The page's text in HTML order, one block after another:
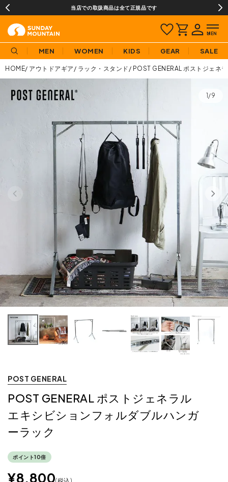
当店での取扱商品は全て正規品です
MEN WOMEN KIDS GEAR SALE
HOME アウトドアギア ラック・スタンド POST GENERAL ポストジェネ
1/9
POST GENERAL
POST GENERAL ポストジェネラル
エキシビションフォルダブルハンガ
ーラック
ポイント10倍
¥8,800